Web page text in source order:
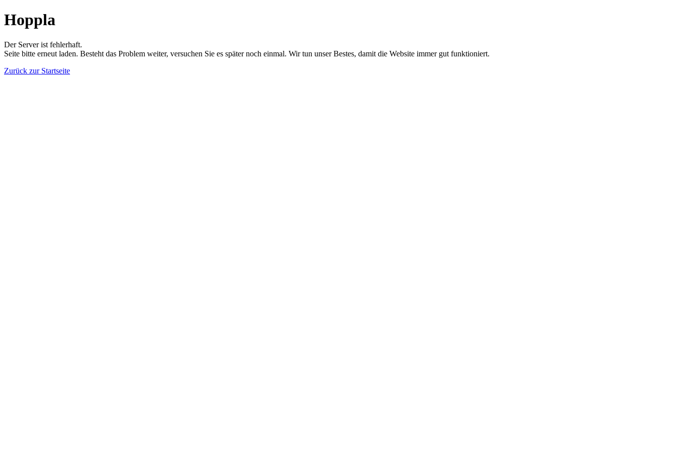
Hoppla
Der Server ist fehlerhaft.
Seite bitte erneut laden. Besteht das Problem weiter, versuchen Sie es später noch einmal. Wir tun unser Bestes, damit die Website immer gut funktioniert.
Zurück zur Startseite